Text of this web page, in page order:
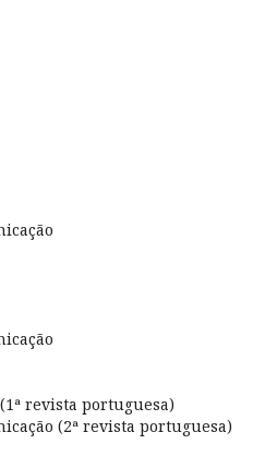
revista portuguesa)
(2ª revista portuguesa)